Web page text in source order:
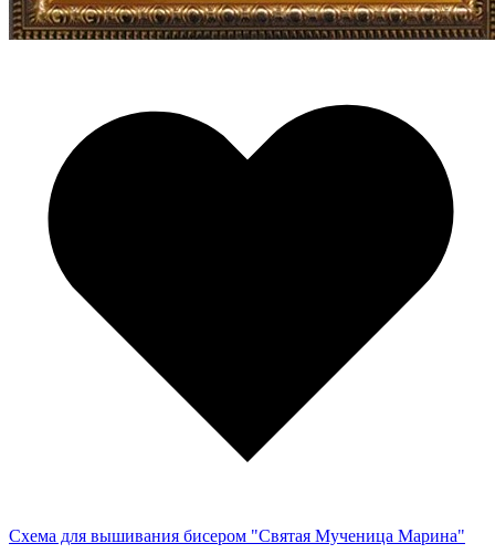
Схема для вышивания бисером "Святая Мученица Марина"